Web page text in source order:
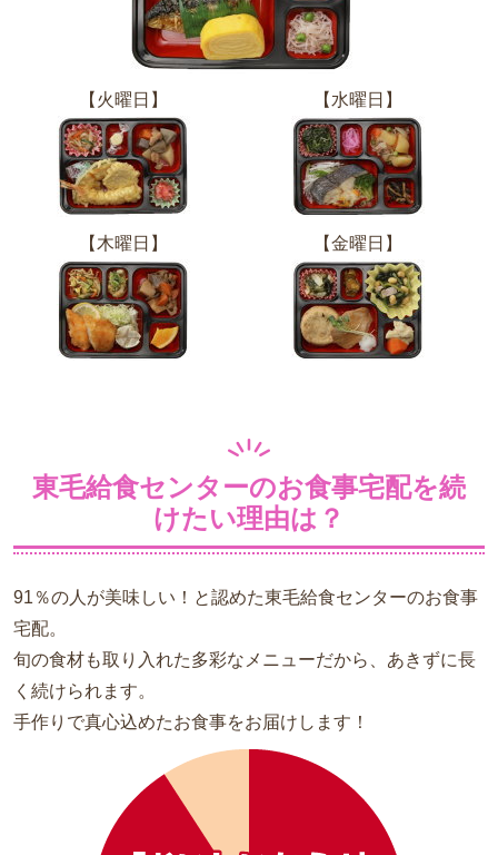
【火曜日】 【水曜日】
【木曜日】 【金曜日】
東毛給食センターのお食事宅配を続
けたい理由は？
91％の人が美味しい！と認めた東毛給食センターのお食事
宅配。
旬の食材も取り入れた多彩なメニューだから、あきずに長
く続けられます。
手作りで真心込めたお食事をお届けします！